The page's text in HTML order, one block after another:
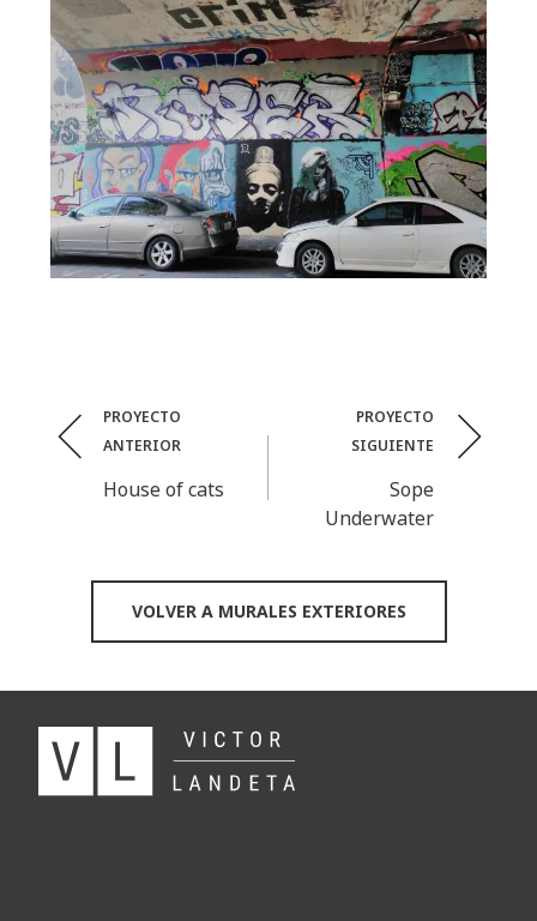
Post
navigation
PROYECTO
ANTERIOR
House of cats
PROYECTO
SIGUIENTE
Sope
Underwater
VOLVER A MURALES EXTERIORES